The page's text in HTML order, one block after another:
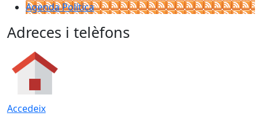
Agenda Política
Adreces i telèfons
Accedeix